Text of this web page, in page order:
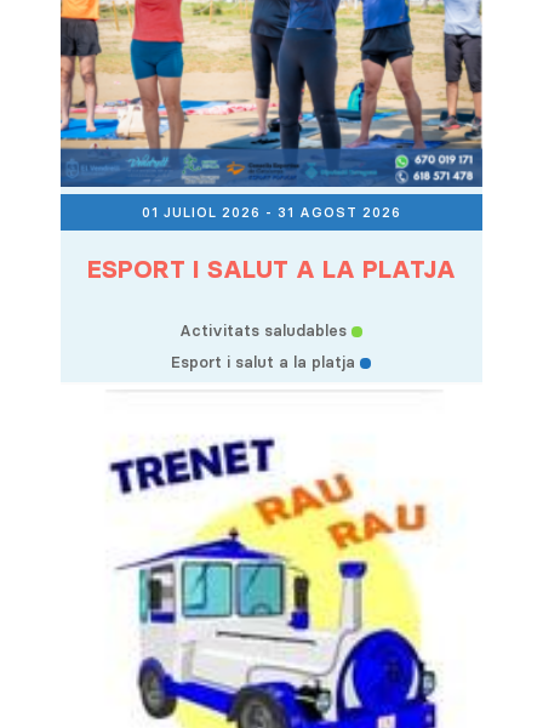
01 JULIOL 2026 - 31 AGOST 2026
ESPORT I SALUT A LA PLATJA
Activitats saludables
Esport i salut a la platja